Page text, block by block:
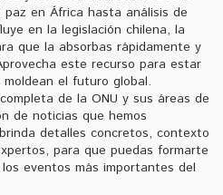
en África hasta análisis de
en la legislación chilena, la
que la absorbas rápidamente y
este recurso para estar
el futuro global.
de la ONU y sus áreas de
de noticias que hemos
detalles concretos, contexto
para que puedas formarte
eventos más importantes del